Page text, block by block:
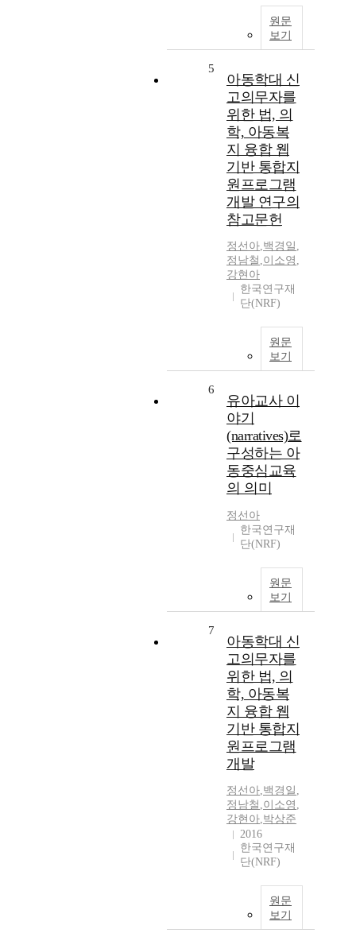
원문
보기
5
아동학대 신
고의무자를
위한 법, 의
학, 아동복
지 융합 웹
기반 통합지
원프로그램
개발 연구의
참고문헌
정선아,백경일 ,
정남철 ,이소영 ,
강현아
한국연구재
단(NRF)
원문
보기
6
유아교사 이
야기
(narratives)로
구성하는 아
동중심교육
의 의미
정선아
한국연구재
단(NRF)
원문
보기
7
아동학대 신
고의무자를
위한 법, 의
학, 아동복
지 융합 웹
기반 통합지
원프로그램
개발
정선아,백경일 ,
정남철 ,이소영 ,
강현아,박상준
2016
한국연구재
단(NRF)
원문
보기